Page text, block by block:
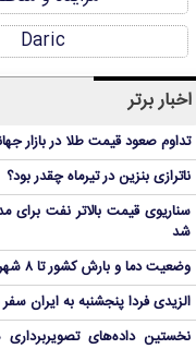
Daric
اخبار برتر
تداوم صعود قیمت طلا در بازار
ناترازی بنزین در تیرماه چقدر بود؟
سناریوی قیمت بالاتر نفت برای
شد
وضعیت دما و بارش کشور تا ۸ شهریور
الزیدی فردا پنجشنبه به ایران
نخستین داده‌های